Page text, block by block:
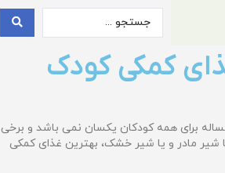
کمکی کودک
برای همه کودکان یکسان نمی باشد و برخی
با شیر مادر و یا شیر خشک، بهترین غذای کمکی